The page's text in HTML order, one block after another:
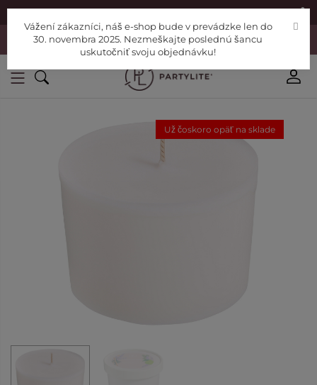
|
Vážení zákazníci, náš e-shop bude v prevádzke len do 30. novembra
2025. Nezmeškajte poslednú šancu uskutočniť svoju objednávku!
Už čoskoro opäť na sklade
Vážení zákazníci, náš e-shop bude v prevádzke len do
30. novembra 2025. Nezmeškajte poslednú šancu
uskutočniť svoju objednávku!